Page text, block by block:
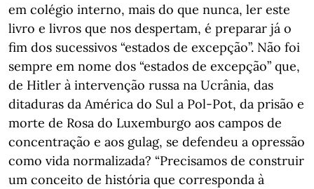
em colégio interno, mais do que nunca, ler este
livro e livros que nos despertam, é preparar já o
fim dos sucessivos “estados de excepção”. Não foi
sempre em nome dos “estados de excepção” que,
de Hitler à intervenção russa na Ucrânia, das
ditaduras da América do Sul a Pol-Pot, da prisão e
morte de Rosa do Luxemburgo aos campos de
concentração e aos gulag, se defendeu a opressão
como vida normalizada? “Precisamos de construir
um conceito de história que corresponda à